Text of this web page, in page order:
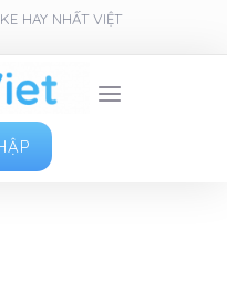
HAY NHẤT VIỆT